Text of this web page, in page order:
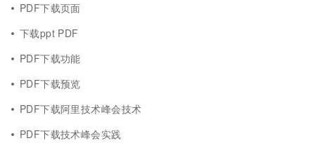
PDF下载页面
下载ppt PDF
PDF下载功能
PDF下载预览
PDF下载阿里技术峰会技术
PDF下载技术峰会实践